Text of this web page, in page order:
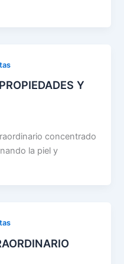
Y
concentrado
la piel y